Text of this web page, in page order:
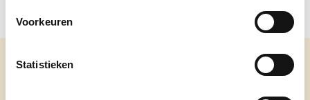
Voorkeuren
Statistieken
Nick
Dekker.